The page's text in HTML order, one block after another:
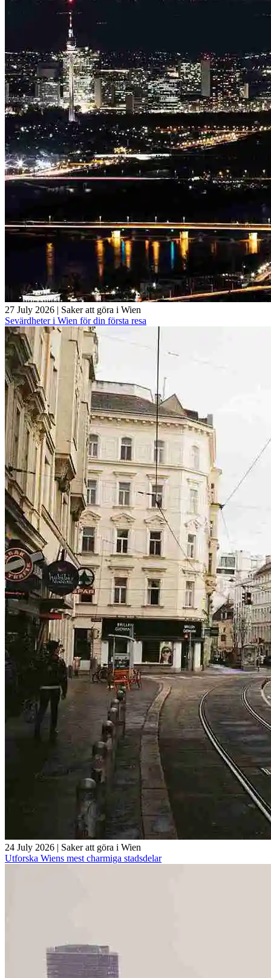
27 July 2026 | Saker att göra i Wien
Sevärdheter i Wien för din första resa
24 July 2026 | Saker att göra i Wien
Utforska Wiens mest charmiga stadsdelar